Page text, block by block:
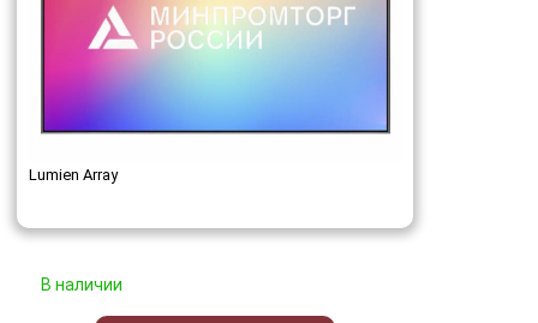
Lumien Array
В наличии